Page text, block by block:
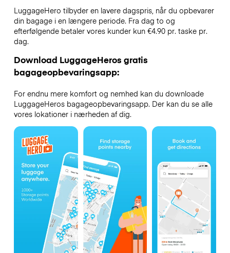
LuggageHero tilbyder en lavere dagspris, når du opbevarer
din bagage i en længere periode. Fra dag to og
efterfølgende betaler vores kunder kun €4.90 pr. taske pr.
dag.
Download LuggageHeros gratis
bagageopbevaringsapp:
For endnu mere komfort og nemhed kan du downloade
LuggageHeros bagageopbevaringsapp. Der kan du se alle
vores lokationer i nærheden af dig.